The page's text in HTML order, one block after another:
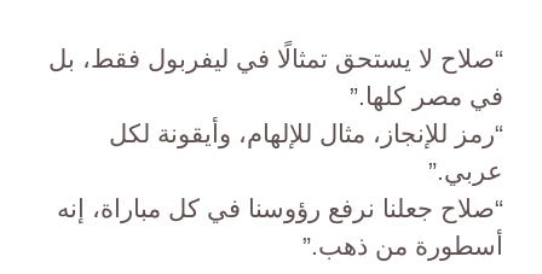
“صلاح لا يستحق تمثالًا في ليفربول فقط، بل
في مصر كلها.”
“رمز للإنجاز، مثال للإلهام، وأيقونة لكل
عربي.”
“صلاح جعلنا نرفع رؤوسنا في كل مباراة، إنه
أسطورة من ذهب.”